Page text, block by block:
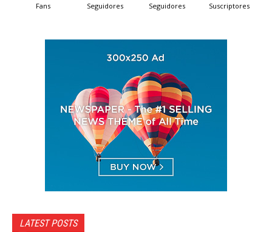
Fans Seguidores Seguidores Suscriptores
LATEST POSTS